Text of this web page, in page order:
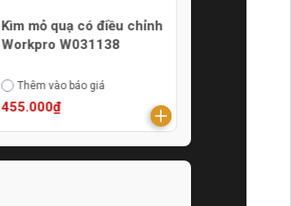
Kìm mỏ quạ có điều chỉnh
Workpro W031138
Thêm vào báo giá
455.000₫